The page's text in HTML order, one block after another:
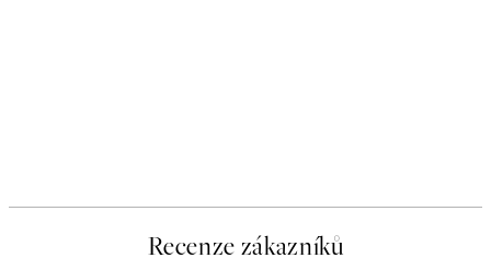
Recenze zákazníků